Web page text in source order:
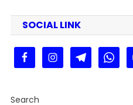
&
3
Result
SOCIAL LINK
Search